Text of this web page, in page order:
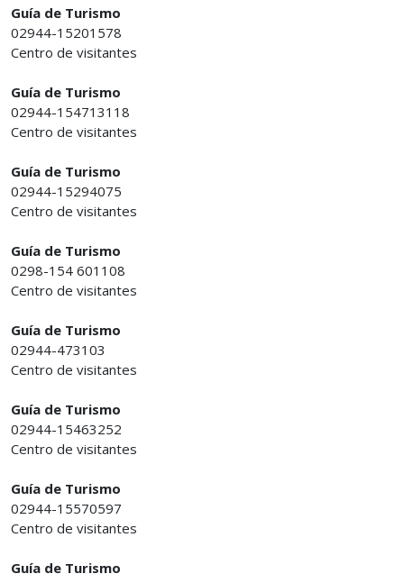
Guía de Turismo
02944-15201578
Centro de visitantes
Guía de Turismo
02944-154713118
Centro de visitantes
Guía de Turismo
02944-15294075
Centro de visitantes
Guía de Turismo
0298-154 601108
Centro de visitantes
Guía de Turismo
02944-473103
Centro de visitantes
Guía de Turismo
02944-15463252
Centro de visitantes
Guía de Turismo
02944-15570597
Centro de visitantes
Guía de Turismo